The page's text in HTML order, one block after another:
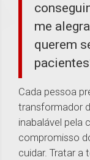
me
querem
Cada pessoa
transformador
inabalável pela
compromisso
cuidar. Tratar a